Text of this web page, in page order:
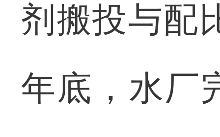
剂搬投与配
年底，水厂